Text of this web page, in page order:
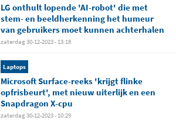
LG onthult lopende 'AI-robot' die met
stem- en beeldherkenning het humeur
van gebruikers moet kunnen achterhalen
zaterdag 30-12-2023 - 13:18
Laptops
Microsoft Surface-reeks 'krijgt flinke
opfrisbeurt', met nieuw uiterlijk en een
Snapdragon X-cpu
zaterdag 30-12-2023 - 10:29